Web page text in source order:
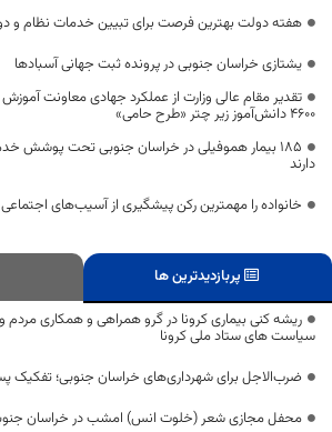
هفته دولت بهترین فرصت برای تبیین خدمات نظام و
یشتازی خراسان جنوبی در پرونده ثبت جهانی آسبادها
تقدیر مقام عالی وزارت از عملکرد جهادی معاونت
۴۶۰۰ دانش‌آموز زیر چتر «طرح حامی»
۱۸۵ بیمار هموفیلی در خراسان جنوبی تحت پوشش
دارند
خانواده را مهمترین رکن پیشگیری از آسیب‌های اجتماعی
پربازدیدترین ها
ریشه کنی بیماری کرونا در گرو همراهی و همکاری
سیاست های ستاد ملی کرونا
ضرب‌الاجل برای شهرداری‌های خراسان جنوبی؛ تفکیک
محفل مجازی شعر (خلوت انس) امشب در خراسان جنوبی